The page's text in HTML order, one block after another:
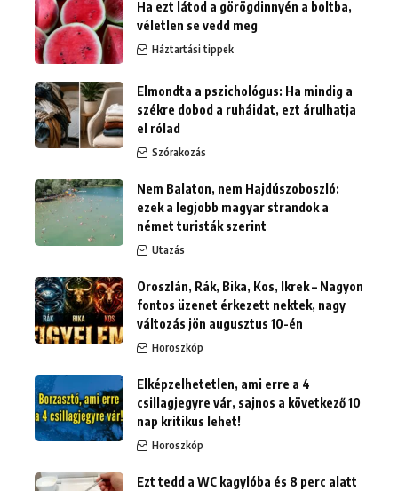
Ha ezt látod a görögdinnyén a boltba,
véletlen se vedd meg
Háztartási tippek
Elmondta a pszichológus: Ha mindig a
székre dobod a ruháidat, ezt árulhatja
el rólad
Szórakozás
Nem Balaton, nem Hajdúszoboszló:
ezek a legjobb magyar strandok a
német turisták szerint
Utazás
Oroszlán, Rák, Bika, Kos, Ikrek – Nagyon
fontos üzenet érkezett nektek, nagy
változás jön augusztus 10-én
Horoszkóp
Elképzelhetetlen, ami erre a 4
csillagjegyre vár, sajnos a következő 10
nap kritikus lehet!
Horoszkóp
Ezt tedd a WC kagylóba és 8 perc alatt